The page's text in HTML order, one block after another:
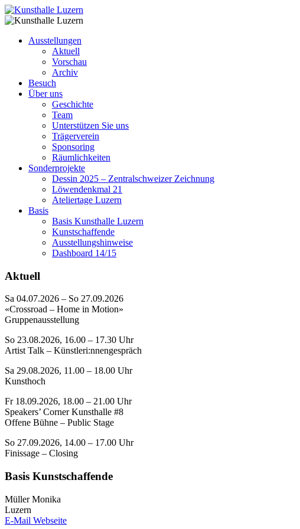
Ausstellungen
Aktuell
Vorschau
Archiv
Besuch
Über uns
Geschichte
Team
Unterstützen Sie uns
Trägerverein
Sponsoring
Räumlichkeiten
Sonderprojekte
Dessin 2025 – Zentralschweizer Zeichnung
Löwendenkmal 21
Ateliertage Luzern
Basis
Basis Kunsthalle Luzern
Kunstschaffende
Ausstellungshinweise
Dashboard 14/15
Aktuell
Sa 04.07.2026 – So 27.09.2026
«Crossroad – Home in Motion»
Gruppenausstellung
So 23.08.2026, 16.00 – 17.30 Uhr
Artist Talk – Künstleri:nnengespräch
Sa 29.08.2026, 11.00 – 18.00 Uhr
Kunsthoch
Fr 18.09.2026, 18.00 – 21.00 Uhr
Speakers’ Corner Kunsthalle #8
Offene Bühne – Public Stage
So 27.09.2026, 14.00 – 17.00 Uhr
Finissage – Closing
Basis Kunstschaffende
Müller Monika
Luzern
E-Mail Webseite